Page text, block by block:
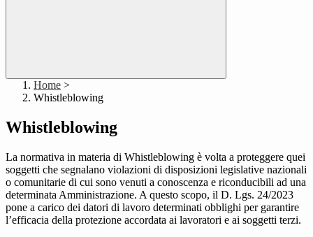
Home >
Whistleblowing
Whistleblowing
La normativa in materia di Whistleblowing è volta a proteggere quei
soggetti che segnalano violazioni di disposizioni legislative nazionali
o comunitarie di cui sono venuti a conoscenza e riconducibili ad una
determinata Amministrazione. A questo scopo, il D. Lgs. 24/2023
pone a carico dei datori di lavoro determinati obblighi per garantire
l’efficacia della protezione accordata ai lavoratori e ai soggetti terzi.